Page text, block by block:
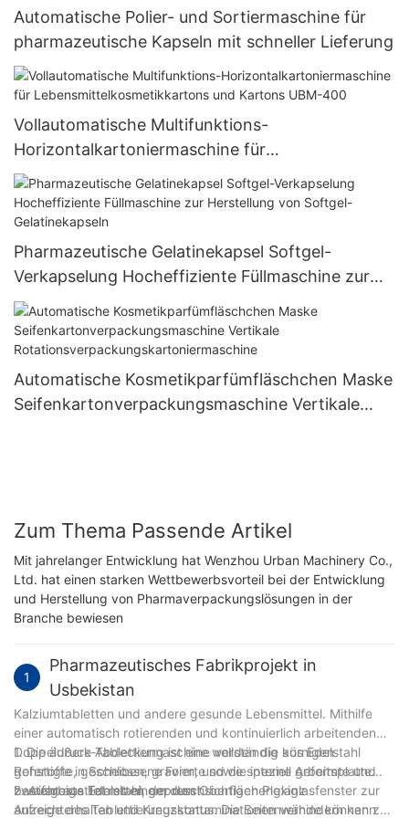
Automatische Polier- und Sortiermaschine für
pharmazeutische Kapseln mit schneller Lieferung
Vollautomatische Multifunktions-
Horizontalkartoniermaschine für
Lebensmittelkosmetikkartons und Kartons UBM-
400
Pharmazeutische Gelatinekapsel Softgel-
Verkapselung Hocheffiziente Füllmaschine zur
Herstellung von Softgel-Gelatinekapseln
Automatische Kosmetikparfümfläschchen Maske
Seifenkartonverpackungsmaschine Vertikale
Zum Thema Passende Artikel
Mit jahrelanger Entwicklung hat Wenzhou Urban Machinery Co.,
Ltd. hat einen starken Wettbewerbsvorteil bei der Entwicklung
und Herstellung von Pharmaverpackungslösungen in der
Branche bewiesen
1
Pharmazeutisches Fabrikprojekt in
Usbekistan
Kalziumtabletten und andere gesunde Lebensmittel. Mithilfe
einer automatisch rotierenden und kontinuierlich arbeitenden
Doppeldruck-Tablettiermaschine werden die körnigen
Rohstoffe in Scheiben, gravierte sowie speziell geformte und
zweifarbige Tabletten gepresst.
1. Die äußere Abdeckung ist eine vollständig aus Edelstahl
gefertigte, geschlossene Form, und die interne Arbeitsplatte
besteht aus Edelstahl, der den Oberflächenglanz
aufrechterhalten und Kreuzkontaminationen verhindern kann
2. Ausgestattet mit einem durchsichtigen Plexiglasfenster zur
Anzeige des Tablettierungsstatus. Die Seitenwände können zur